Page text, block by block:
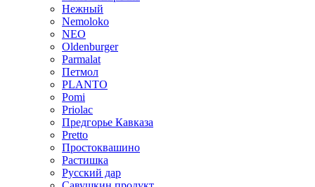
Нежный
Nemoloko
NEO
Oldenburger
Parmalat
Петмол
PLANTO
Pomi
Priolac
Предгорье Кавказа
Pretto
Простоквашино
Растишка
Русский дар